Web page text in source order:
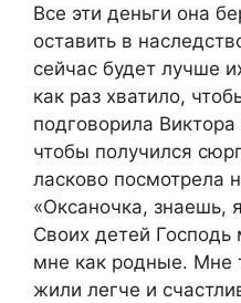
Все эти деньги она
оставить в
сейчас будет лучше
как раз хватило,
подговорила Виктора
чтобы получился
ласково посмотрела
«Оксаночка, знаешь,
Своих детей
мне как родные. Мне
жили легче и